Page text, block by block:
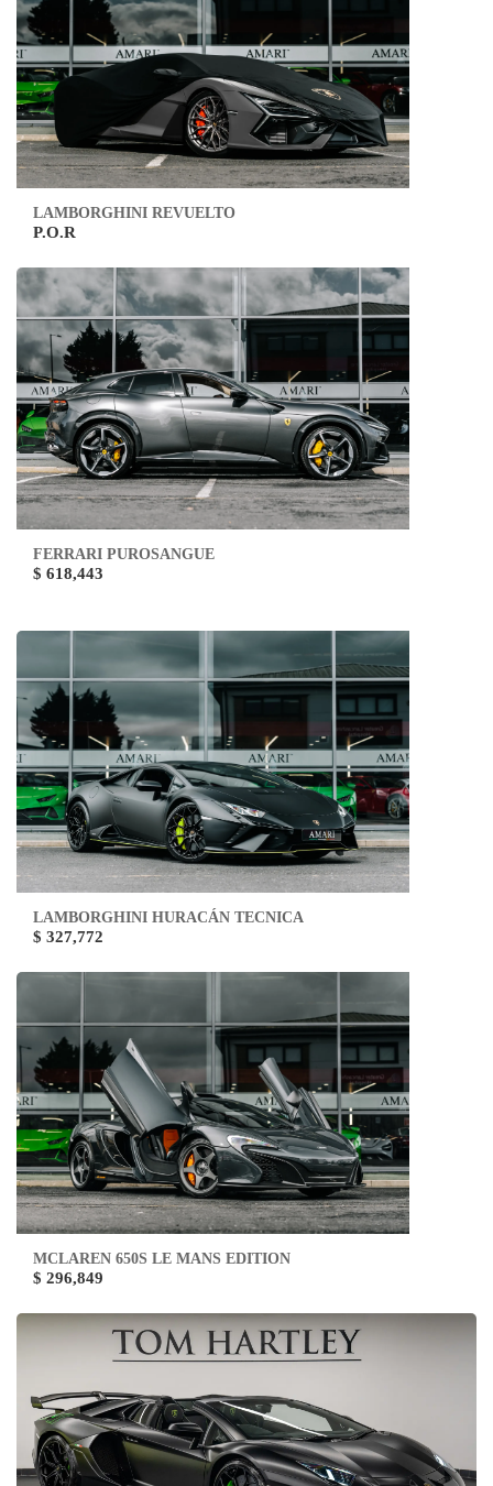
LAMBORGHINI REVUELTO
P.O.R
FERRARI PUROSANGUE
$ 618,443
LAMBORGHINI HURACÁN TECNICA
$ 327,772
MCLAREN 650S LE MANS EDITION
$ 296,849